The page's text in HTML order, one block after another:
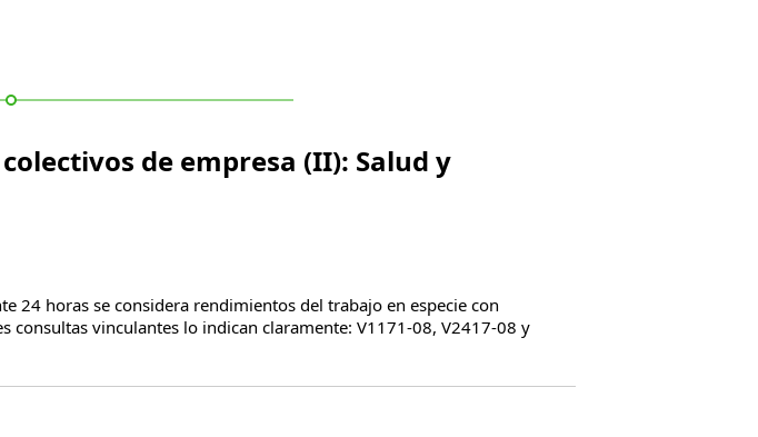
de empresa (II): Salud y
24 horas se considera rendimientos del trabajo en especie con
consultas vinculantes lo indican claramente: V1171-08, V2417-08 y